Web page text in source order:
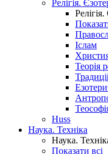
Релігія.
Іслам
Теорія
Huss
Наука. Техніка
Наука.
Показати всі